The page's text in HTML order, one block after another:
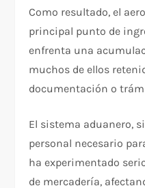
Como resultado, el
principal punto de
enfrenta una
muchos de ellos
documentación o
El sistema aduanero,
personal necesario
ha experimentado
de mercadería,